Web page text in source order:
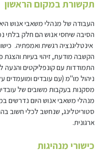
תקשורת במקום הראשון
העבודה של מנהלי משאבי אנוש
הסיבה שיחסי אנוש הם חלק בלתי
אינטליגנציה רגשית ואמפתיה.
הקשבה מודעת, זיהוי בעיות והצגת
התמודדות עם קונפליקטים
ניהול מו"מ (עם עובדים
מסקנות בעקבות משובים של
מנהלי משאבי אנוש היום נדרשים
סטוריטלינג, שנחשב לכלי חשוב
ארגונית.
כישורי מנהיגות